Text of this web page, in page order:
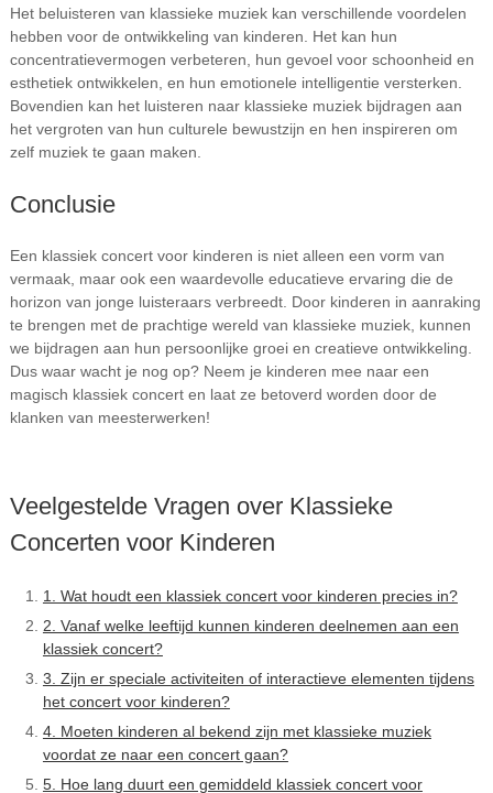
Het beluisteren van klassieke muziek kan verschillende voordelen
hebben voor de ontwikkeling van kinderen. Het kan hun
concentratievermogen verbeteren, hun gevoel voor schoonheid en
esthetiek ontwikkelen, en hun emotionele intelligentie versterken.
Bovendien kan het luisteren naar klassieke muziek bijdragen aan
het vergroten van hun culturele bewustzijn en hen inspireren om
zelf muziek te gaan maken.
Conclusie
Een klassiek concert voor kinderen is niet alleen een vorm van
vermaak, maar ook een waardevolle educatieve ervaring die de
horizon van jonge luisteraars verbreedt. Door kinderen in aanraking
te brengen met de prachtige wereld van klassieke muziek, kunnen
we bijdragen aan hun persoonlijke groei en creatieve ontwikkeling.
Dus waar wacht je nog op? Neem je kinderen mee naar een
magisch klassiek concert en laat ze betoverd worden door de
klanken van meesterwerken!
Veelgestelde Vragen over Klassieke
Concerten voor Kinderen
1. Wat houdt een klassiek concert voor kinderen precies in?
2. Vanaf welke leeftijd kunnen kinderen deelnemen aan een
klassiek concert?
3. Zijn er speciale activiteiten of interactieve elementen tijdens
het concert voor kinderen?
4. Moeten kinderen al bekend zijn met klassieke muziek
voordat ze naar een concert gaan?
5. Hoe lang duurt een gemiddeld klassiek concert voor